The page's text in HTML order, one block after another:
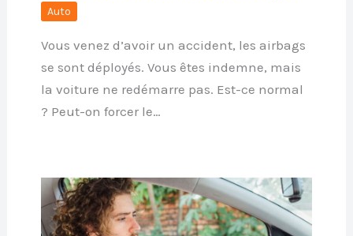
Auto
Vous venez d’avoir un accident, les airbags
se sont déployés. Vous êtes indemne, mais
la voiture ne redémarre pas. Est-ce normal
? Peut-on forcer le…